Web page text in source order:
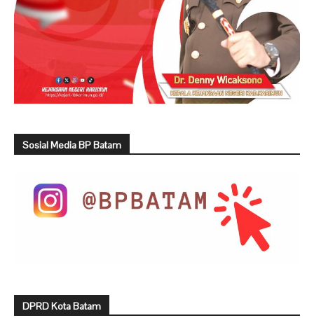
Sosial Media BP Batam
DPRD Kota Batam